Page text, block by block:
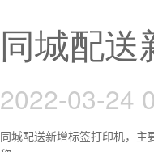
同城配送
2022-03-24
同城配送新增标签打印机，